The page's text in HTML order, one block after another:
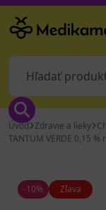
Úvod Zdravie a lieky
TANTUM VERDE 0,15 %
-10% Zľava